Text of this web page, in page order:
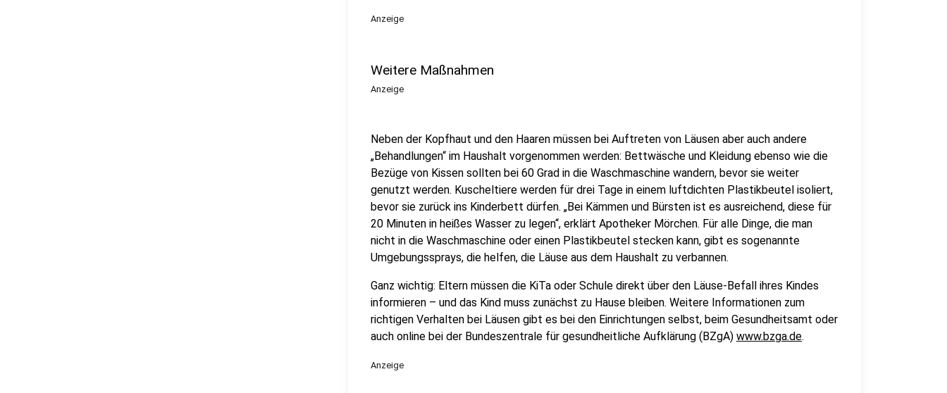
Anzeige
Weitere Maßnahmen
Anzeige
Neben der Kopfhaut und den Haaren müssen bei Auftreten von Läusen aber auch andere
„Behandlungen“ im Haushalt vorgenommen werden: Bettwäsche und Kleidung ebenso wie die
Bezüge von Kissen sollten bei 60 Grad in die Waschmaschine wandern, bevor sie weiter
genutzt werden. Kuscheltiere werden für drei Tage in einem luftdichten Plastikbeutel isoliert,
bevor sie zurück ins Kinderbett dürfen. „Bei Kämmen und Bürsten ist es ausreichend, diese für
20 Minuten in heißes Wasser zu legen“, erklärt Apotheker Mörchen. Für alle Dinge, die man
nicht in die Waschmaschine oder einen Plastikbeutel stecken kann, gibt es sogenannte
Umgebungssprays, die helfen, die Läuse aus dem Haushalt zu verbannen.
Ganz wichtig: Eltern müssen die KiTa oder Schule direkt über den Läuse-Befall ihres Kindes
informieren – und das Kind muss zunächst zu Hause bleiben. Weitere Informationen zum
richtigen Verhalten bei Läusen gibt es bei den Einrichtungen selbst, beim Gesundheitsamt oder
auch online bei der Bundeszentrale für gesundheitliche Aufklärung (BZgA) www.bzga.de.
Anzeige